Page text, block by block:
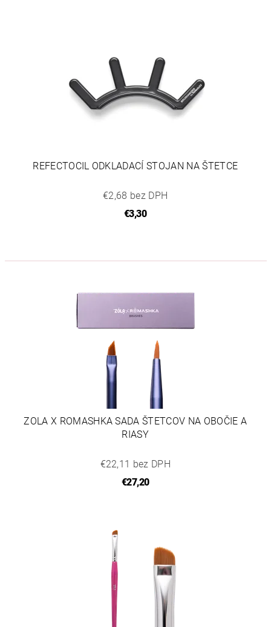
REFECTOCIL ODKLADACÍ STOJAN NA ŠTETCE
€2,68 bez DPH
€3,30
ZOLA X ROMASHKA SADA ŠTETCOV NA OBOČIE A
RIASY
€22,11 bez DPH
€27,20